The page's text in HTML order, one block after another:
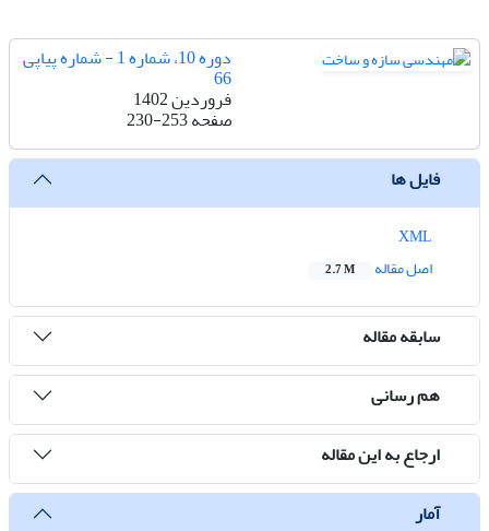
دوره 10، شماره 1 - شماره پیاپی
66
فروردین 1402
صفحه230-253
فایل ها
اصل مقاله
2.7 M
سابقه مقاله
هم رسانی
ارجاع به این مقاله
آمار